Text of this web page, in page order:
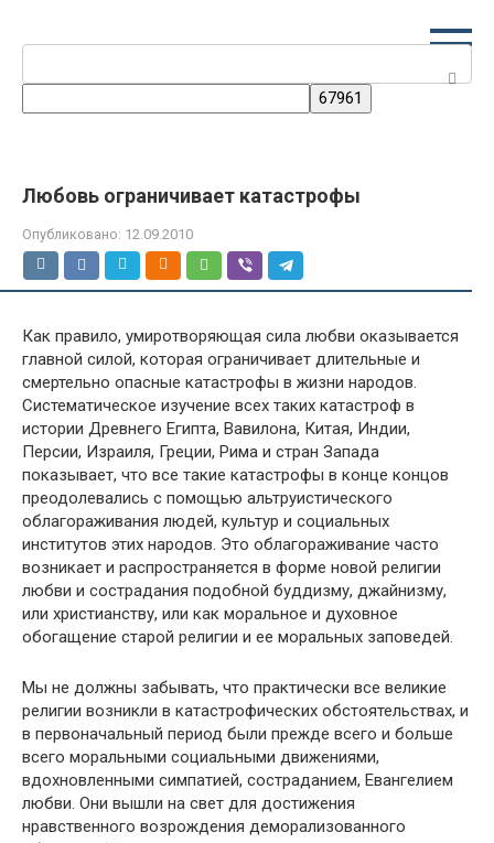
Любовь ограничивает катастрофы
Опубликовано: 12.09.2010
Как правило, умиротворяющая сила любви оказывается
главной силой, которая ограничивает длительные и
смертельно опасные катастрофы в жизни народов.
Систематическое изучение всех таких катастроф в
истории Древнего Египта, Вавилона, Китая, Индии,
Персии, Израиля, Греции, Рима и стран Запада
показывает, что все такие катастрофы в конце концов
преодолевались с помощью альтруистического
облагораживания людей, культур и социальных
институтов этих народов. Это облагораживание часто
возникает и распространяется в форме новой религии
любви и сострадания подобной буддизму, джайнизму,
или христианству, или как моральное и духовное
обогащение старой религии и ее моральных заповедей.
Мы не должны забывать, что практически все великие
религии возникли в катастрофических обстоятельствах, и
в первоначальный период были прежде всего и больше
всего моральными социальными движениями,
вдохновленными симпатией, состраданием, Евангелием
любви. Они вышли на свет для достижения
нравственного возрождения деморализованного